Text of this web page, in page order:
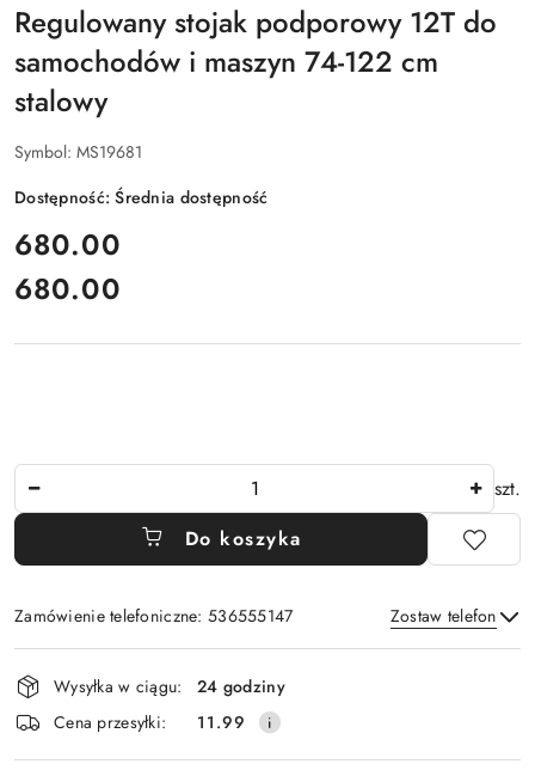
Regulowany stojak podporowy 12T do
samochodów i maszyn 74-122 cm
stalowy
Symbol: MS19681
Dostępność:Średnia dostępność
cena:
680.00
Cena:
680.00
szt.
Do koszyka
Zamówienie telefoniczne: 536555147 Zostaw telefon
Wyślij
Dostępność
i
dostawa
Wysyłka w ciągu:
24 godziny
Cena przesyłki:
11.99